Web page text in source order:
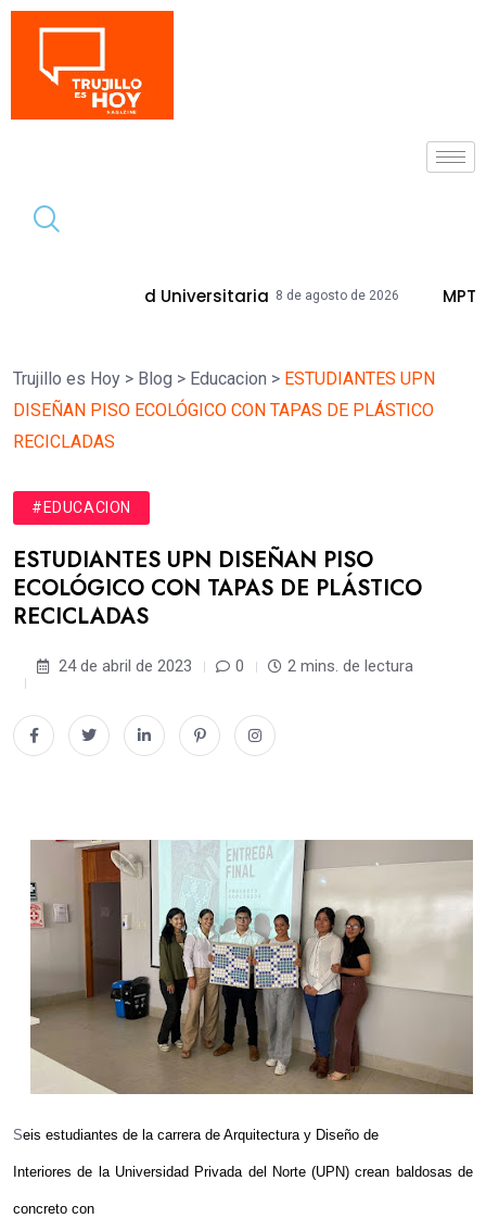
Universitaria 8 de agosto de 2026 MPT Mejorará
Trujillo es Hoy > Blog > Educacion > ESTUDIANTES UPN
DISEÑAN PISO ECOLÓGICO CON TAPAS DE PLÁSTICO
RECICLADAS
#EDUCACION
ESTUDIANTES UPN DISEÑAN PISO
ECOLÓGICO CON TAPAS DE PLÁSTICO
RECICLADAS
24 de abril de 2023 0 2 mins. de lectura
Seis estudiantes de la carrera de Arquitectura y Diseño de
Interiores de la Universidad Privada del Norte (UPN) crean baldosas de
concreto con